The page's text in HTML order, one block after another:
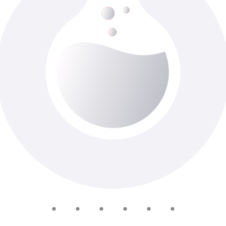
Коклюш (Bordetella pentussis),IgM